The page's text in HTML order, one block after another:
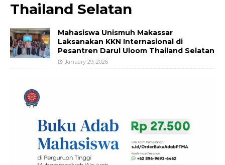
Thailand Selatan
Mahasiswa Unismuh Makassar
Laksanakan KKN Internasional di
Pesantren Darul Uloom Thailand Selatan
January 29, 2026